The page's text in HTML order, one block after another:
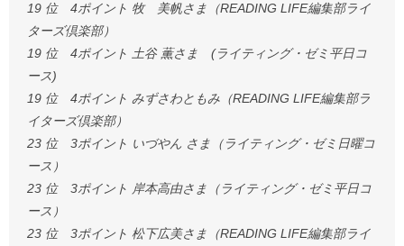
19 位 4ポイント 牧 美帆さま（READING LIFE編集部ライ
ターズ倶楽部）
19 位 4ポイント 土谷 薫さま (ライティング・ゼミ平日コ
ース)
19 位 4ポイント みずさわともみ（READING LIFE編集部ラ
イターズ倶楽部）
23 位 3ポイント いづやん さま（ライティング・ゼミ日曜コ
ース）
23 位 3ポイント 岸本高由さま（ライティング・ゼミ平日コ
ース）
23 位 3ポイント 松下広美さま（READING LIFE編集部ライ